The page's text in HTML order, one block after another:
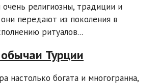
религиозны, традиции и
передают из поколения в
ритуалов...
Турции
настолько богата и многогранна,